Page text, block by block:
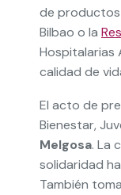
de productos
Bilbao o la
Hospitalarias
calidad de
El acto de
Bienestar,
Melgosa. La
solidaridad
También